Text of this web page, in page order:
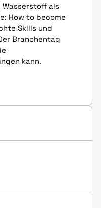
als
How to become
Skills und
Branchentag
kann.